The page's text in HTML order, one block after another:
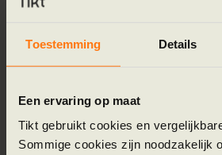
Toestemming Details
Een ervaring op maat
Tikt gebruikt cookies en
Sommige cookies zijn noodzakelijk
Veelgemaakte
Een RPA-implementatie loopt
Deze drie valkuilen zien we bij